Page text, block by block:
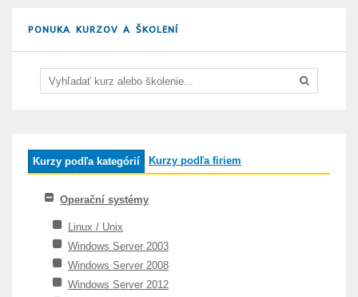
PONUKA KURZOV A ŠKOLENÍ
Kurzy podľa kategórií Kurzy podľa firiem
Operační systémy
Linux / Unix
Windows Server 2003
Windows Server 2008
Windows Server 2012